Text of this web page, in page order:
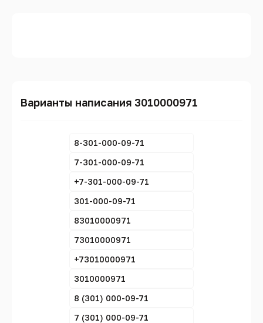
Варианты написания 3010000971
8-301-000-09-71
7-301-000-09-71
+7-301-000-09-71
301-000-09-71
83010000971
73010000971
+73010000971
3010000971
8 (301) 000-09-71
7 (301) 000-09-71